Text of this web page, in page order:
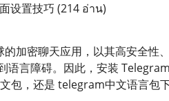
设置技巧 (214 อ่าน)
加密聊天应用，以其高安全性
语言障碍。因此，安装
包，还是 telegram中文语言包